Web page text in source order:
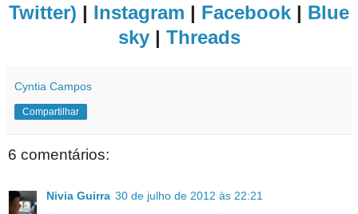
Twitter) | Instagram | Facebook | Blue
sky| Threads
Cyntia Campos
Compartilhar
6 comentários:
Nivia Guirra 30 de julho de 2012 às 22:21